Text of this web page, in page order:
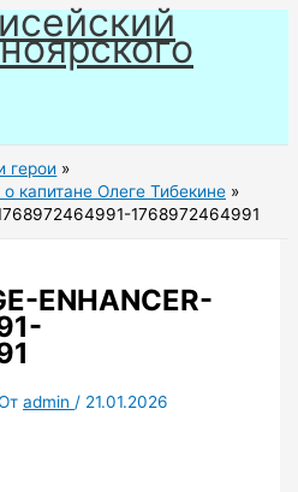
герои
капитане Олеге Тибекине
1768972464991
ENHANCER-
admin / 21.01.2026